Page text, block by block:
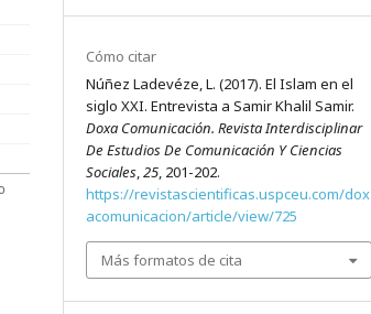
Cómo citar
Núñez Ladevéze, L. (2017). El Islam en el
siglo XXI. Entrevista a Samir Khalil Samir.
Doxa Comunicación. Revista Interdisciplinar
De Estudios De Comunicación Y Ciencias
Sociales ,25 , 201-202.
https://revistascientificas.uspceu.com/dox
acomunicacion/article/view/725
Más formatos de cita